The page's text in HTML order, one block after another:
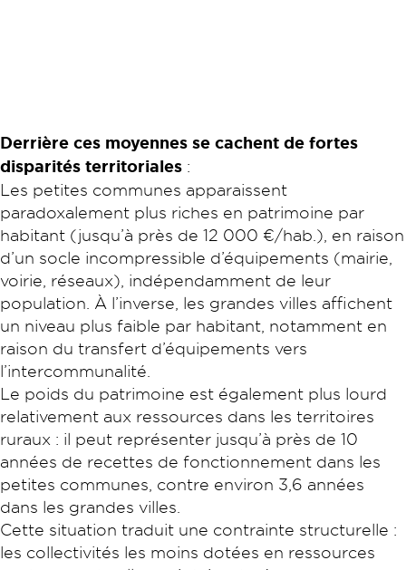
Derrière ces moyennes se cachent de fortes
disparités territoriales :
Les petites communes apparaissent
paradoxalement plus riches en patrimoine par
habitant (jusqu’à près de 12 000 €/hab.), en raison
d’un socle incompressible d’équipements (mairie,
voirie, réseaux), indépendamment de leur
population. À l’inverse, les grandes villes affichent
un niveau plus faible par habitant, notamment en
raison du transfert d’équipements vers
l’intercommunalité.
Le poids du patrimoine est également plus lourd
relativement aux ressources dans les territoires
ruraux : il peut représenter jusqu’à près de 10
années de recettes de fonctionnement dans les
petites communes, contre environ 3,6 années
dans les grandes villes.
Cette situation traduit une contrainte structurelle :
les collectivités les moins dotées en ressources